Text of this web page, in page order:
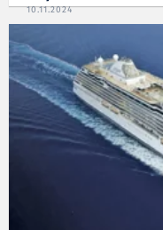
10.11.2024